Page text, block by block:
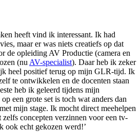
heeft vind ik interessant. Ik had
maar er was niets creatiefs op dat
de opleiding AV Productie (camera en
(nu AV-specialist). Daar heb ik zeker
heel positief terug op mijn GLR-tijd. Ik
te ontwikkelen en de docenten staan
heb ik geleerd tijdens mijn
een grote set is toch wat anders dan
mijn stage. Ik mocht direct meehelpen
concepten verzinnen voor een tv-
ook echt gekozen werd!’